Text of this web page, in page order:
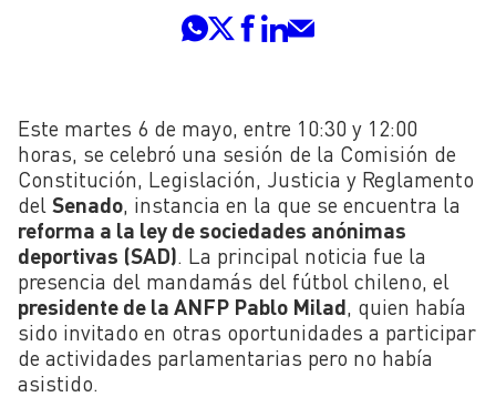
Este martes 6 de mayo, entre 10:30 y 12:00
horas, se celebró una sesión de la Comisión de
Constitución, Legislación, Justicia y Reglamento
del Senado , instancia en la que se encuentra la
reforma a la ley de sociedades anónimas
deportivas (SAD) . La principal noticia fue la
presencia del mandamás del fútbol chileno, el
presidente de la ANFP Pablo Milad , quien había
sido invitado en otras oportunidades a participar
de actividades parlamentarias pero no había
asistido.